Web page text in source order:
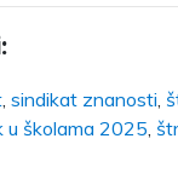
sindikat znanosti
u školama 2025